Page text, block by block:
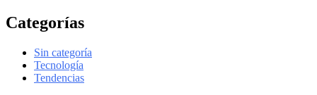
Categorías
Sin categoría
Tecnología
Tendencias